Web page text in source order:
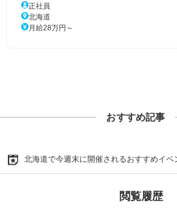
正社員
北海道
月給28万円～
おすすめ記事
北海道で今週末に開催されるおすすめイベ
閲覧履歴